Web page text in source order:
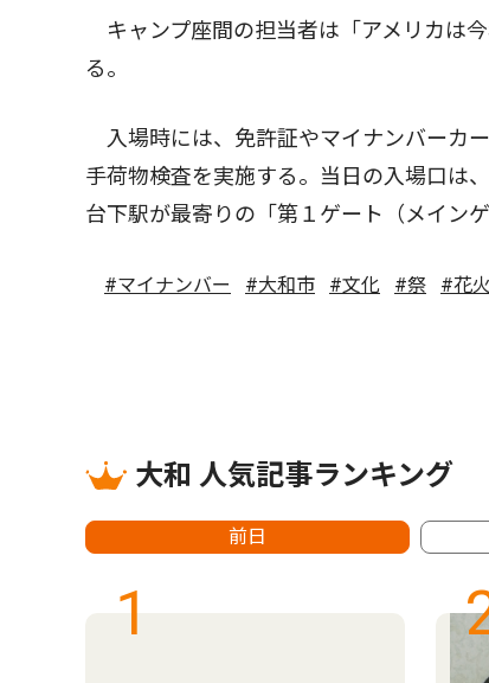
キャンプ座間の担当者は「アメリカは
る。
入場時には、免許証やマイナンバーカ
手荷物検査を実施する。当日の入場口は
台下駅が最寄りの「第１ゲート（メイン
#マイナンバー #大和市 #文化 #祭 #花火
大和 人気記事ランキング
前日
1